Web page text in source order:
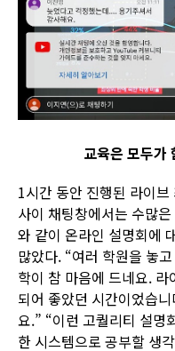
교육은 모두가
1시간 동안 진행된 라이
사이 채팅창에서는 수많
와 같이 온라인 설명회에
많았다. “여러 학원을 놓
학이 참 마음에 드네요.
되어 좋았던 시간이었습
요.” “이런 고퀄리티 설명
한 시스템으로 공부할 생